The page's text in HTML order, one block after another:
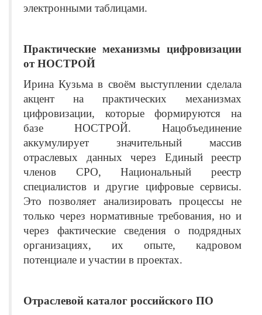
электронными таблицами.
Практические механизмы цифровизации
от НОСТРОЙ
Ирина Кузьма в своём выступлении сделала
акцент на практических механизмах
цифровизации, которые формируются на
базе НОСТРОЙ. Нацобъединение
аккумулирует значительный массив
отраслевых данных через Единый реестр
членов СРО, Национальный реестр
специалистов и другие цифровые сервисы.
Это позволяет анализировать процессы не
только через нормативные требования, но и
через фактические сведения о подрядных
организациях, их опыте, кадровом
потенциале и участии в проектах.
Отраслевой каталог российского ПО